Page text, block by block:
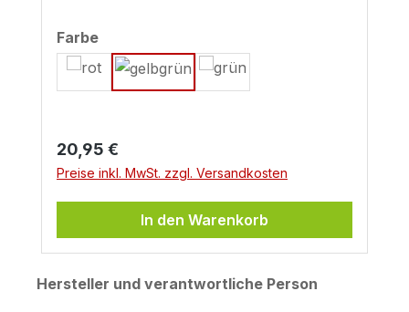
Farbeauswählen
Regulärer Preis:
20,95 €
Preise inkl. MwSt. zzgl. Versandkosten
In den Warenkorb
Hersteller und verantwortliche Person